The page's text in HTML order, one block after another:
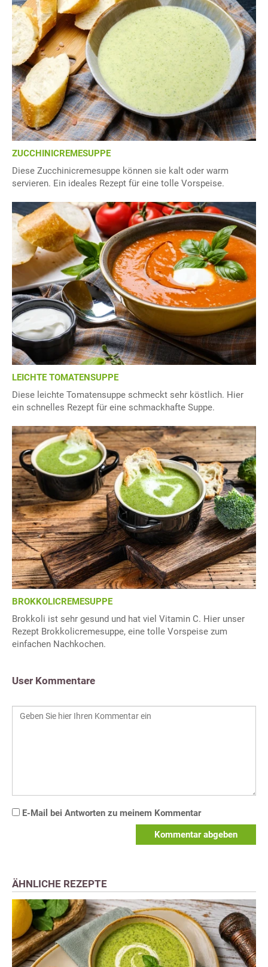
ZUCCHINICREMESUPPE
Diese Zucchinicremesuppe können sie kalt oder warm
servieren. Ein ideales Rezept für eine tolle Vorspeise.
LEICHTE TOMATENSUPPE
Diese leichte Tomatensuppe schmeckt sehr köstlich. Hier
ein schnelles Rezept für eine schmackhafte Suppe.
BROKKOLICREMESUPPE
Brokkoli ist sehr gesund und hat viel Vitamin C. Hier unser
Rezept Brokkolicremesuppe, eine tolle Vorspeise zum
einfachen Nachkochen.
User Kommentare
E-Mail bei Antworten zu meinem Kommentar
Kommentar abgeben
ÄHNLICHE REZEPTE